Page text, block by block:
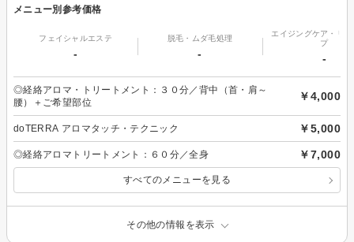
メニュー別参考価格
フェイシャルエステ
-
脱毛・ムダ毛処理
-
エイジングケア・リ
プ
-
◎経絡アロマ・トリートメント：３０分／背中（首・肩～
腰）＋ご希望部位
￥4,000
doTERRA アロマタッチ・テクニック ￥5,000
◎経絡アロマトリートメント：６０分／全身 ￥7,000
すべてのメニューを見る
その他の情報を表示